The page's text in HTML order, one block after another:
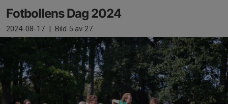
Fotbollens Dag 2024
2024-08-17 | Bild 5 av 27